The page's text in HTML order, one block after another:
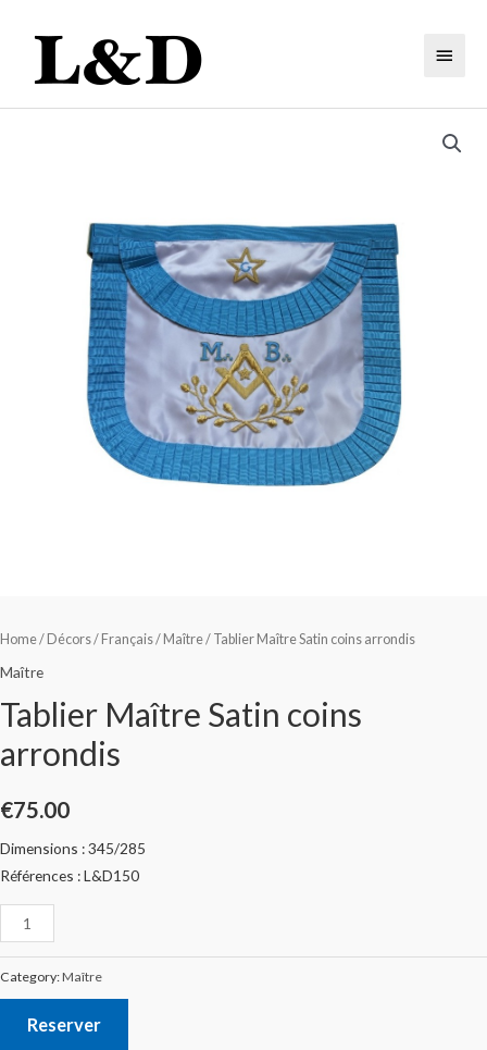
Home/ Décors/ Français/ Maître/ Tablier Maître Satin coins arrondis
Maître
Tablier Maître Satin coins
arrondis
€75.00
Dimensions : 345/285
Références : L&D150
Category:Maître
Reserver